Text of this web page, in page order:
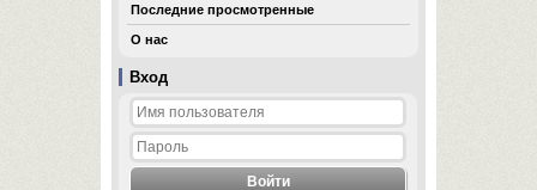
Вход
Последние просмотренные
О нас